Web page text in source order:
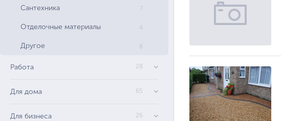
7
Сантехника
4
Отделочные материалы
8
Другое
Работа 28
Для дома 65
Для бизнеса 26